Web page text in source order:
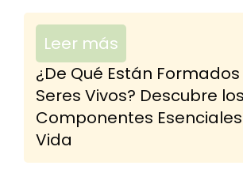
Leer más
¿De Qué Están
Seres Vivos? Descubre los
Componentes
Vida